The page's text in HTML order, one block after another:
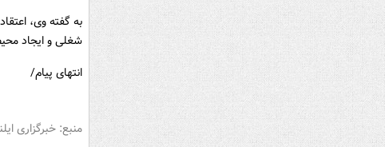
به گفته وی،
شغلی و ایجاد
انتهای پیام/
منبع: خبرگزاری